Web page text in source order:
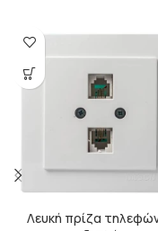
Λευκή πρίζα